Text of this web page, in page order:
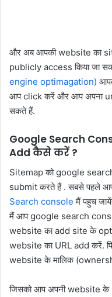
और अब आपकी website का
publicly access किया जा
engine optimagation)
आप click करें और आप अपना
सकते हैं.
Google Search
Add कैसे करें ?
Sitemap को google
submit करते हैं . सबसे पहले
Search console मैं पहुच
मैं आप google search
website का add site के
website का URL add करें.
website के मालिक
जिसको आप अपनी website के